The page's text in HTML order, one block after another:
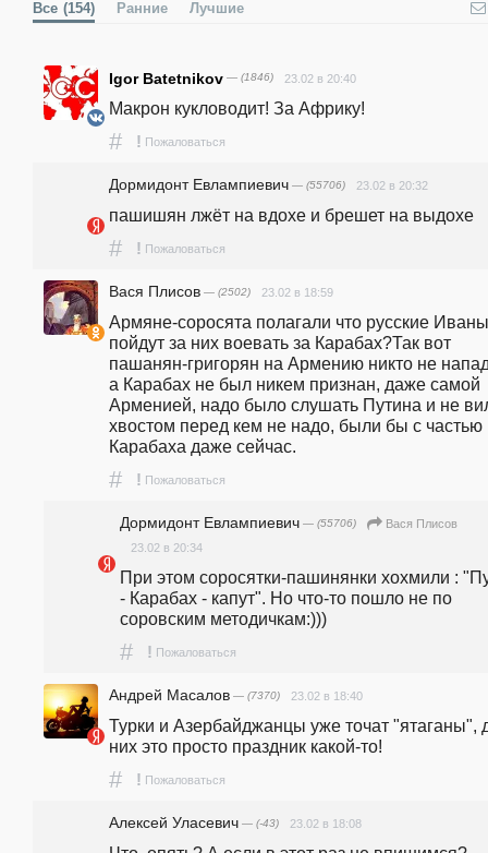
Все (154) Ранние Лучшие
Igor Batetnikov — (1846) 23.02 в 20:40
Макрон кукловодит! За Африку!
# ! Пожаловаться
Дормидонт Евлампиевич — (55706) 23.02 в 20:32
пашишян лжёт на вдохе и брешет на выдохе
# ! Пожаловаться
Вася Плисов — (2502) 23.02 в 18:59
Армяне-соросята полагали что русские Иваны
пойдут за них воевать за Карабах?Так вот
пашанян-григорян на Армению никто не
а Карабах не был никем признан, даже самой
Арменией, надо было слушать Путина и не
хвостом перед кем не надо, были бы с частью
Карабаха даже сейчас.
# ! Пожаловаться
Дормидонт Евлампиевич — (55706)
Вася Плисов
23.02 в 20:34
При этом соросятки-пашинянки хохмили :
- Карабах - капут". Но что-то пошло не по
соровским методичкам:)))
# ! Пожаловаться
Андрей Масалов — (7370) 23.02 в 18:40
Турки и Азербайджанцы уже точат "ятаганы",
них это просто праздник какой-то!
# ! Пожаловаться
Алексей Уласевич — (-43) 23.02 в 18:08